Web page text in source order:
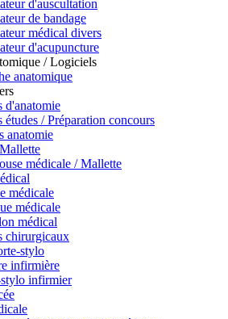
d'auscultation
de bandage
médical divers
d'acupuncture
/ Logiciels
anatomique
d'anatomie
études / Préparation concours
anatomie
médicale / Mallette
médicale
médicale
médical
chirurgicaux
stylo
infirmière
infirmier